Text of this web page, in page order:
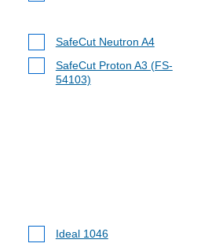
SafeCut Neutron A4
SafeCut Proton A3 (FS-
54103)
Ideal 1046